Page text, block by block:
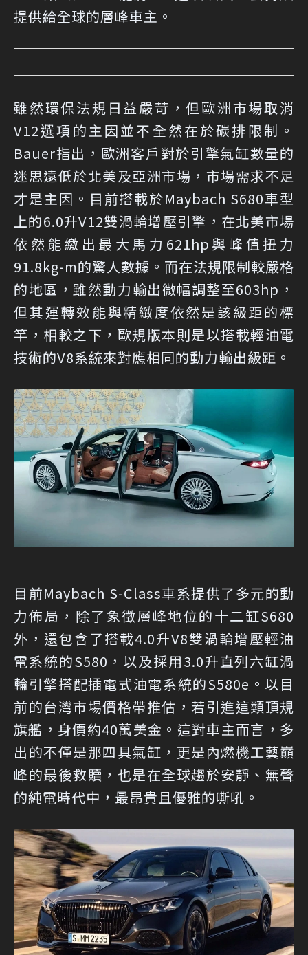
提供給全球的層峰車主。
雖然環保法規日益嚴苛，但歐洲市場取消
V12選項的主因並不全然在於碳排限制。
Bauer指出，歐洲客戶對於引擎氣缸數量的
迷思遠低於北美及亞洲市場，市場需求不足
才是主因。目前搭載於Maybach S680車型
上的6.0升V12雙渦輪增壓引擎，在北美市場
依然能繳出最大馬力621hp與峰值扭力
91.8kg-m的驚人數據。而在法規限制較嚴格
的地區，雖然動力輸出微幅調整至603hp，
但其運轉效能與精緻度依然是該級距的標
竿，相較之下，歐規版本則是以搭載輕油電
技術的V8系統來對應相同的動力輸出級距。
目前Maybach S-Class車系提供了多元的動
力佈局，除了象徵層峰地位的十二缸S680
外，還包含了搭載4.0升V8雙渦輪增壓輕油
電系統的S580，以及採用3.0升直列六缸渦
輪引擎搭配插電式油電系統的S580e。以目
前的台灣市場價格帶推估，若引進這類頂規
旗艦，身價約40萬美金。這對車主而言，多
出的不僅是那四具氣缸，更是內燃機工藝巔
峰的最後救贖，也是在全球趨於安靜、無聲
的純電時代中，最昂貴且優雅的嘶吼。